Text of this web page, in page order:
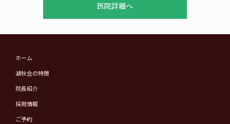
医院詳細へ
ホーム
湖秋会の特徴
院長紹介
採用情報
ご予約